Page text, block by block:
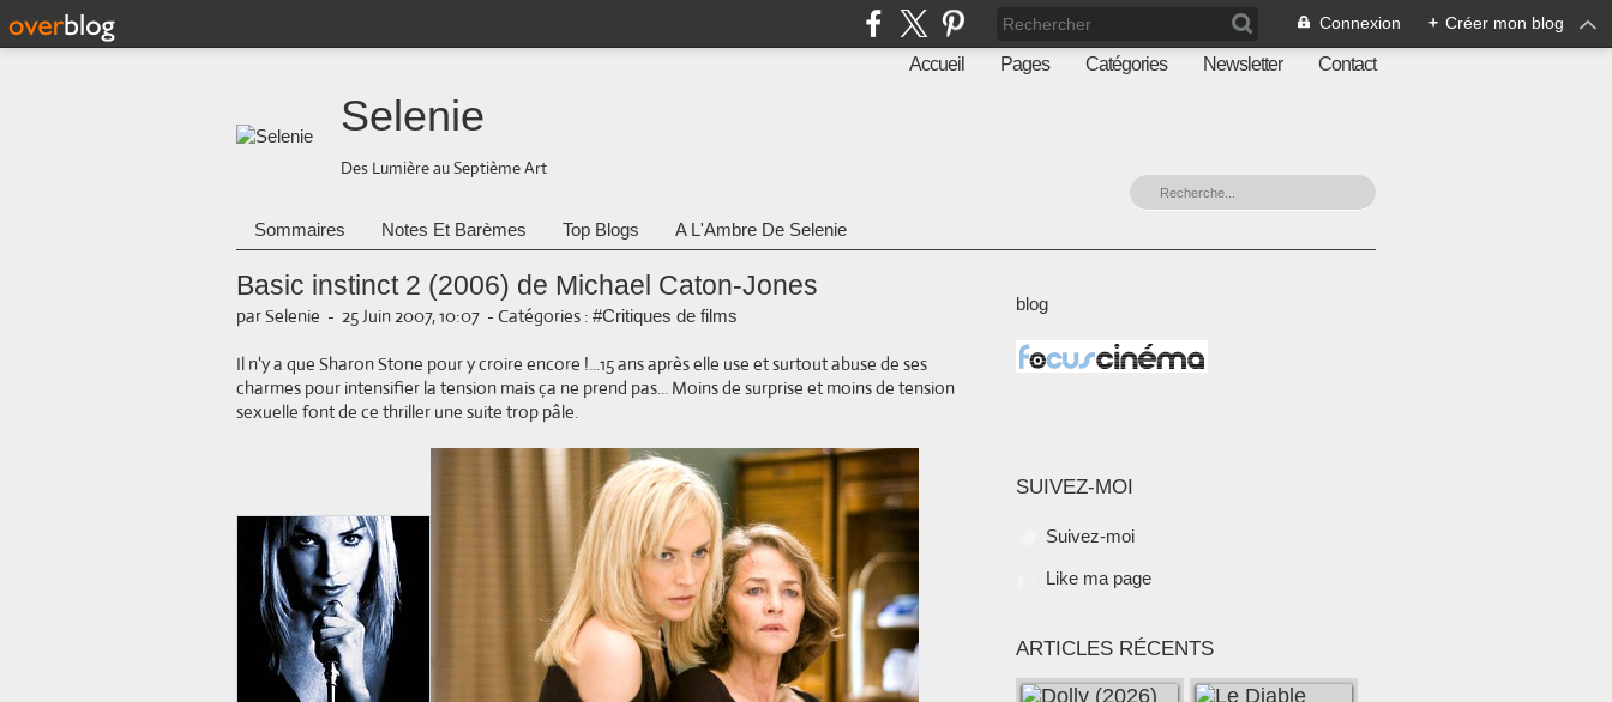
Connexion + Créer mon blog
Accueil Pages Catégories Newsletter Contact
Selenie
Des Lumière au Septième Art
Sommaires Notes Et Barèmes Top Blogs A L'Ambre De Selenie
Basic instinct 2 (2006) de Michael Caton-Jones
par Selenie - 25 Juin 2007, 10:07 - Catégories : #Critiques de films
Il n'y a que Sharon Stone pour y croire encore !...15 ans après elle use et surtout abuse de ses
charmes pour intensifier la tension mais ça ne prend pas... Moins de surprise et moins de tension
sexuelle font de ce thriller une suite trop pâle.
blog
SUIVEZ-MOI
Suivez-moi
Like ma page
ARTICLES RÉCENTS